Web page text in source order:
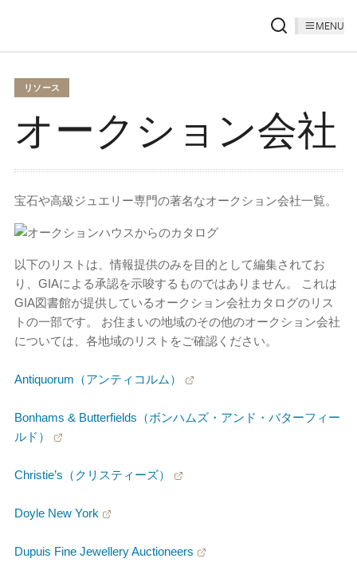
MENU
リソース
オークション会社
宝石や高級ジュエリー専門の著名なオークション会社一覧。
以下のリストは、情報提供のみを目的として編集されてお
り、GIAによる承認を示唆するものではありません。 これは
GIA図書館が提供しているオークション会社カタログのリス
トの一部です。 お住まいの地域のその他のオークション会社
については、各地域のリストをご確認ください。
Antiquorum（アンティコルム）
Bonhams & Butterfields（ボンハムズ・アンド・バターフィー
ルド）
Christie’s（クリスティーズ）
Doyle New York
Dupuis Fine Jewellery Auctioneers